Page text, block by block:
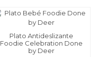
Plato Antideslizante
Foodie Celebration Done
by Deer